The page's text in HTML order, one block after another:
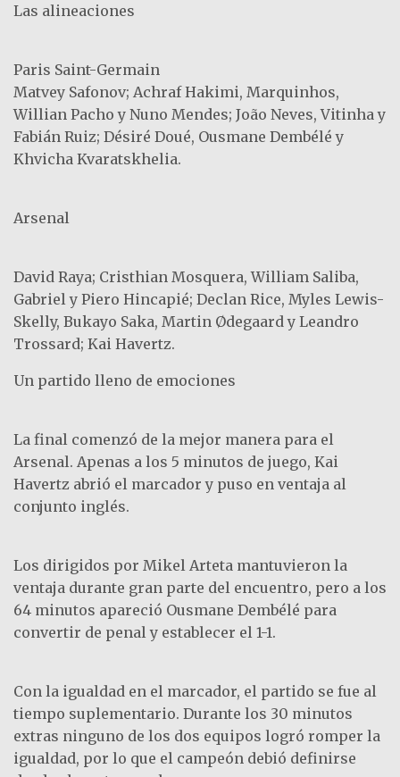
Las alineaciones
Paris Saint-Germain
Matvey Safonov; Achraf Hakimi, Marquinhos,
Willian Pacho y Nuno Mendes; João Neves, Vitinha y
Fabián Ruiz; Désiré Doué, Ousmane Dembélé y
Khvicha Kvaratskhelia.
Arsenal
David Raya; Cristhian Mosquera, William Saliba,
Gabriel y Piero Hincapié; Declan Rice, Myles Lewis-
Skelly, Bukayo Saka, Martin Ødegaard y Leandro
Trossard; Kai Havertz.
Un partido lleno de emociones
La final comenzó de la mejor manera para el
Arsenal. Apenas a los 5 minutos de juego, Kai
Havertz abrió el marcador y puso en ventaja al
conjunto inglés.
Los dirigidos por Mikel Arteta mantuvieron la
ventaja durante gran parte del encuentro, pero a los
64 minutos apareció Ousmane Dembélé para
convertir de penal y establecer el 1-1.
Con la igualdad en el marcador, el partido se fue al
tiempo suplementario. Durante los 30 minutos
extras ninguno de los dos equipos logró romper la
igualdad, por lo que el campeón debió definirse